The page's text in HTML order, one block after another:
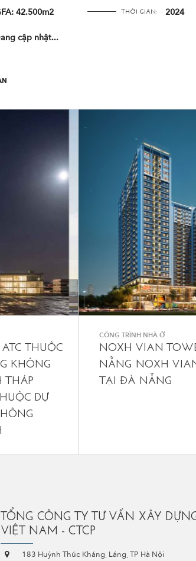
42.500m2 THỜI GIAN: 2024
cập nhật...
THUỘC
KHÔNG
THÁP
DỰ
CÔNG TRÌNH NHÀ Ở
NOXH VIAN
NẴNG NOXH
TẠI ĐÀ NẴNG
TỔNG CÔNG TY TƯ VẤN XÂY
VIỆT NAM - CTCP
183 Huỳnh Thúc Kháng, Láng, TP Hà Nội